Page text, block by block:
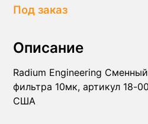
Под заказ
Описание
Radium Engineering
фильтра 10мк, артикул 18-
США